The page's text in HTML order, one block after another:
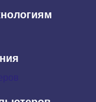
в новостной
названием “